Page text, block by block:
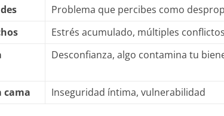
Problema que percibes como
Estrés acumulado, múltiples
Desconfianza, algo contamina tu
cama Inseguridad íntima, vulnerabilidad